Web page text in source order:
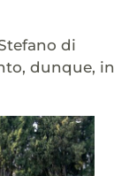
di
dunque, in